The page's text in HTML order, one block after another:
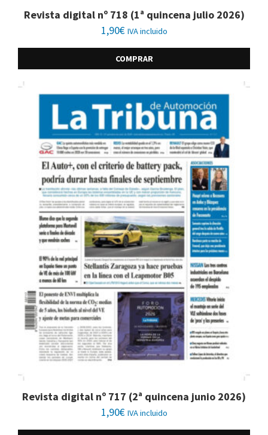
Revista digital nº 718 (1ª quincena julio 2026)
1,90€ IVA incluido
COMPRAR
Revista digital nº 717 (2ª quincena junio 2026)
1,90€ IVA incluido